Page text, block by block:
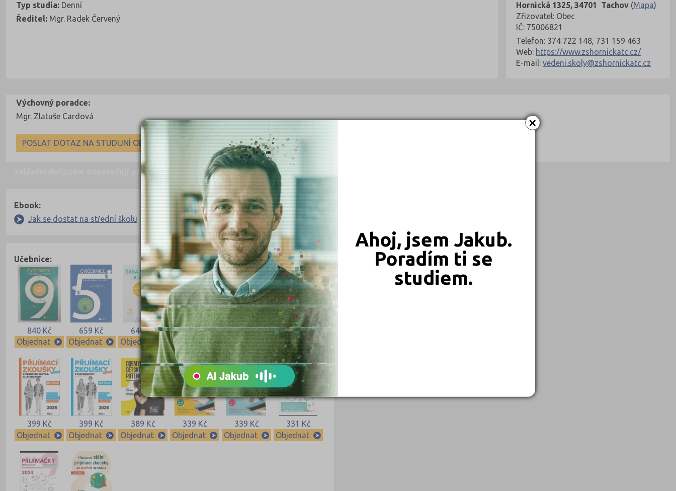
×
Ahoj, jsem Jakub.
Poradím ti se
studiem.
Hornická 1325, 34701 Tachov (Mapa)
Zřizovatel: Obec
IČ: 75006821
Telefon: 374 722 148, 731 159 463
Web: https://www.zshornickatc.cz/
E-mail: vedeni.skoly@zshornickatc.cz
Typ studia: Denní
Ředitel: Mgr. Radek Červený
Výchovný poradce:
Mgr. Zlatuše Cardová
POSLAT DOTAZ NA STUDIJNÍ ODDĚLENÍ
zakladniskoly.com doporučují pro přípravuNahoru
Ebook:
Jak se dostat na střední školu
Učebnice:
840 Kč
Objednat
659 Kč
Objednat
640 Kč
Objednat
640 Kč
Objednat
549 Kč
Objednat
450 Kč
Objednat
399 Kč
Objednat
399 Kč
Objednat
389 Kč
Objednat
339 Kč
Objednat
339 Kč
Objednat
331 Kč
Objednat